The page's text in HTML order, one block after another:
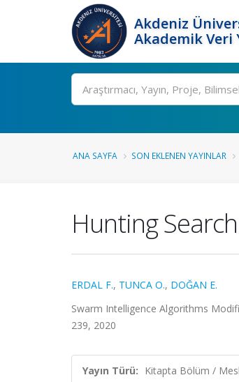
Akdeniz
Akademik Veri
Ara
ANA SAYFA SON EKLENEN YAYINLAR
Hunting
ERDAL F., TUNCA O., DOĞAN E.
Swarm Intelligence Algorithms
239, 2020
Yayın Türü: Kitapta Bölüm /